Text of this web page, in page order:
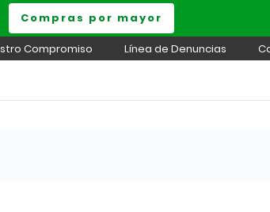
Compras por mayor
Compromiso Línea de Denuncias